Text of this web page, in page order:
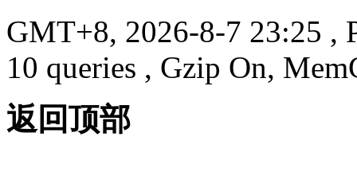
GMT+8, 2026-8-7 23:25 ,
10 queries , Gzip On,
返回顶部